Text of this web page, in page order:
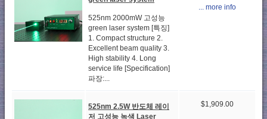
525nm 2000mW 고성능
green laser system [특징]
1. Compact structure 2.
Excellent beam quality 3.
High stability 4. Long
service life [Specification]
파장:...
... more info
525nm 2.5W 반도체 레이
저 고성능 녹색 Laser
$1,909.00